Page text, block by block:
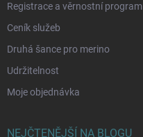
Registrace a věrnostní program
Ceník služeb
Druhá šance pro merino
Udržitelnost
Moje objednávka
NEJČTENĚJŠÍ NA BLOGU